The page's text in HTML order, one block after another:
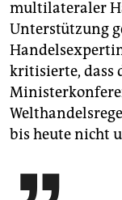
multilateraler
Unterstützung
kritisierte, dass
bis heute nicht
